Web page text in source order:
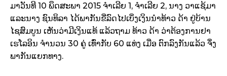
ມາ​ວັນ​ທີ 10 ພຶດ­ສະ­ພາ 2015 ຈຳ­ເລີຍ 1, ຈຳ­ເລີຍ 2, ນາງ ວາແຊ້​ມາ
ແລະ​ນາງ ຊົນ​ທິ​ລາ ໄດ້​ພາ­ກັນຂີ່​ລົດ​ໄປ​ເບິ່ງ​ເງິນ​ນຳ​ທ້າວ ດ້າ ຢູ່​ບ້ານ​
ໄຊສົມ­ບູນ ເຫັນ​ວ່າ​ມີ​ເງິນ​ແທ້ ແລ້ວ​ຖາມ ທ້າວ ດ້າ ວ່າ​ຕ້ອງ­ການ​ຢາ​
ເຮ​ໂລ​ອິນ ຈຳນວນ 30 ຄູ່ ເທົ່າ​ກັບ 60 ແທ່ງ ເມື່ອ ຕົກ­ລົງ​ກັນ​ແລ້ວ ຈຶ່ງ​
ພາ­ກັນ​ແຍກ​ທາງ.